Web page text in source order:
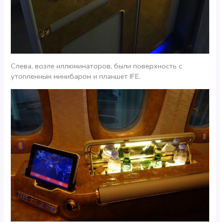
Слева, возле иллюминаторов, были поверхность с
утопленным минибаром и планшет IFE.